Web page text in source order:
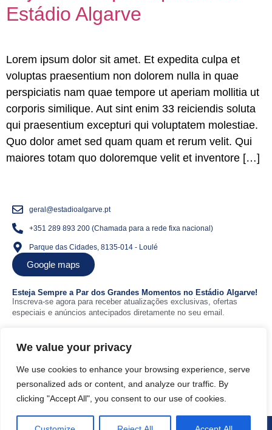
We value your privacy
We use cookies to enhance your browsing experience, serve
personalized ads or content, and analyze our traffic. By
clicking "Accept All", you consent to our use of cookies.
Estádio Algarve
Lorem ipsum dolor sit amet. Et expedita culpa et
voluptas praesentium non dolorem nulla in quae
perspiciatis nam quae tempore ut aperiam mollitia ut
corporis similique. Aut sint enim 33 reiciendis soluta
qui praesentium excepturi qui voluptatem molestiae.
Quo dolor amet sed quam quam et rerum velit. Qui
maiores totam quo doloremque velit et inventore […]
geral@estadioalgarve.pt
+351 289 893 200 (Chamada para a rede fixa nacional)
Parque das Cidades, 8135-014 - Loulé
Google maps
Esteja Sempre a Par dos Grandes Momentos no Estádio Algarve!
Inscreva-se agora para receber atualizações exclusivas, ofertas
especiais e anúncios antecipados diretamente no seu email.
Siga-nos nas redes sociais
Sobre nós
Descubra o Estádio
Contactos